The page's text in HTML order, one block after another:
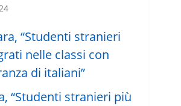
“Studenti stranieri più